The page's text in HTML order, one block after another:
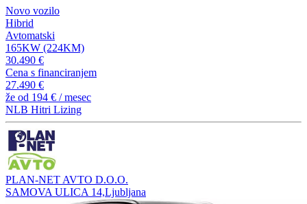
Novo vozilo
Hibrid
Avtomatski
165KW (224KM)
30.490 €
Cena s financiranjem
27.490 €
že od 194 € / mesec
NLB Hitri Lizing
PLAN-NET AVTO D.O.O.
SAMOVA ULICA 14,Ljubljana